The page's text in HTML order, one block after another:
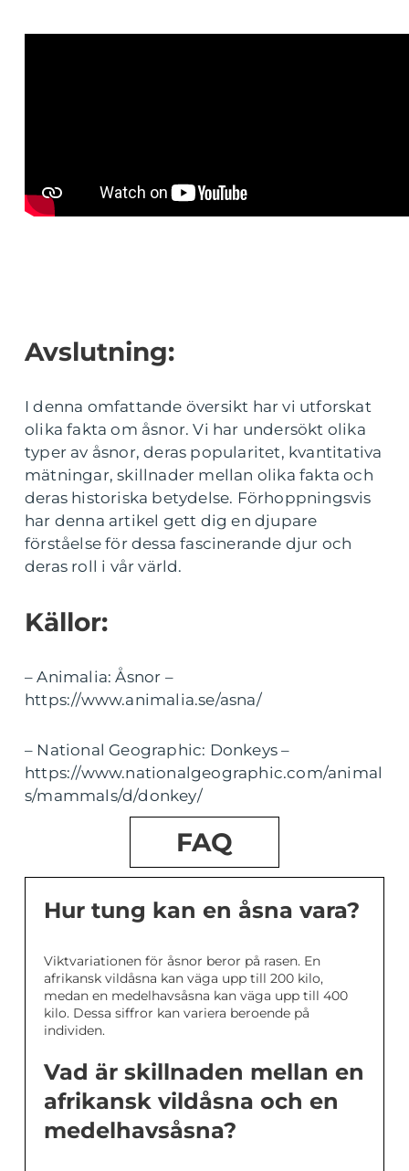
Avslutning:
I denna omfattande översikt har vi utforskat
olika fakta om åsnor. Vi har undersökt olika
typer av åsnor, deras popularitet, kvantitativa
mätningar, skillnader mellan olika fakta och
deras historiska betydelse. Förhoppningsvis
har denna artikel gett dig en djupare
förståelse för dessa fascinerande djur och
deras roll i vår värld.
Källor:
– Animalia: Åsnor –
https://www.animalia.se/asna/
– National Geographic: Donkeys –
https://www.nationalgeographic.com/animal
s/mammals/d/donkey/
FAQ
Hur tung kan en åsna vara?
Viktvariationen för åsnor beror på rasen. En
afrikansk vildåsna kan väga upp till 200 kilo,
medan en medelhavsåsna kan väga upp till 400
kilo. Dessa siffror kan variera beroende på
individen.
Vad är skillnaden mellan en
afrikansk vildåsna och en
medelhavsåsna?